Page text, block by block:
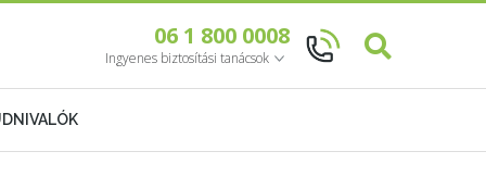
06 1 800 0008
Ingyenes biztosítási tanácsok